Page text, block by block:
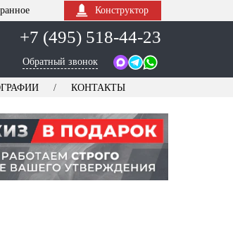
Конструктор
+7 (495) 518-44-23
Обратный звонок
КОНТАКТЫ